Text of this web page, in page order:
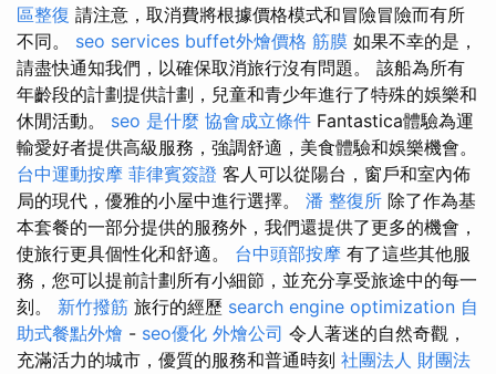
區整復 請注意，取消費將根據價格模式和冒險冒險而有所
不同。 seo services buffet外燴價格 筋膜 如果不幸的是，
請盡快通知我們，以確保取消旅行沒有問題。 該船為所有
年齡段的計劃提供計劃，兒童和青少年進行了特殊的娛樂和
休閒活動。 seo 是什麼 協會成立條件 Fantastica體驗為運
輸愛好者提供高級服務，強調舒適，美食體驗和娛樂機會。
台中運動按摩 菲律賓簽證 客人可以從陽台，窗戶和室內佈
局的現代，優雅的小屋中進行選擇。 潘 整復所 除了作為基
本套餐的一部分提供的服務外，我們還提供了更多的機會，
使旅行更具個性化和舒適。 台中頭部按摩 有了這些其他服
務，您可以提前計劃所有小細節，並充分享受旅途中的每一
刻。 新竹撥筋 旅行的經歷 search engine optimization 自
助式餐點外燴 - seo優化 外燴公司 令人著迷的自然奇觀，
充滿活力的城市，優質的服務和普通時刻 社團法人 財團法